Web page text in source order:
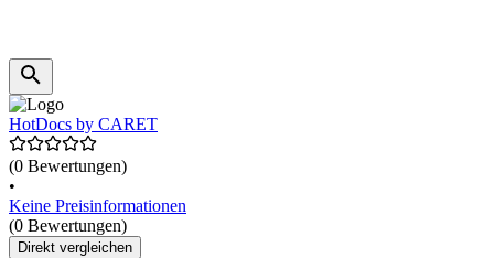
HotDocs by CARET
(0 Bewertungen)
•
Keine Preisinformationen
(0 Bewertungen)
Direkt vergleichen